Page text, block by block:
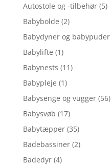
Autostole og -tilbehør (5)
Babybolde (2)
Babydyner og babypuder
Babylifte (1)
Babynests (11)
Babypleje (1)
Babysenge og vugger (56)
Babysvøb (17)
Babytæpper (35)
Badebassiner (2)
Badedyr (4)